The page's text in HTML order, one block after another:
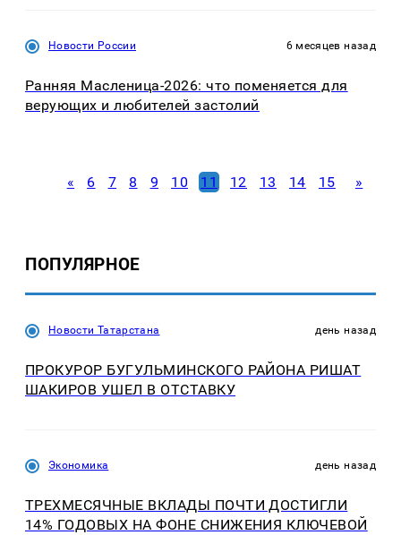
Новости России 6 месяцев назад
Ранняя Масленица-2026: что поменяется для
верующих и любителей застолий
« 6 7 8 9 10 11 12 13 14 15 »
ПОПУЛЯРНОЕ
Новости Татарстана день назад
ПРОКУРОР БУГУЛЬМИНСКОГО РАЙОНА РИШАТ
ШАКИРОВ УШЕЛ В ОТСТАВКУ
Экономика день назад
ТРЕХМЕСЯЧНЫЕ ВКЛАДЫ ПОЧТИ ДОСТИГЛИ
14% ГОДОВЫХ НА ФОНЕ СНИЖЕНИЯ КЛЮЧЕВОЙ